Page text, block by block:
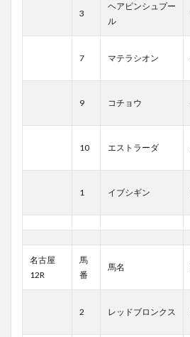
3
ヘアピンシュプー
ル
7 マテラシオン
9 コチョウ
10 エストラーダ
1 イブシギン
名古屋
12R
馬
番
馬名
2 レッドブロンクス